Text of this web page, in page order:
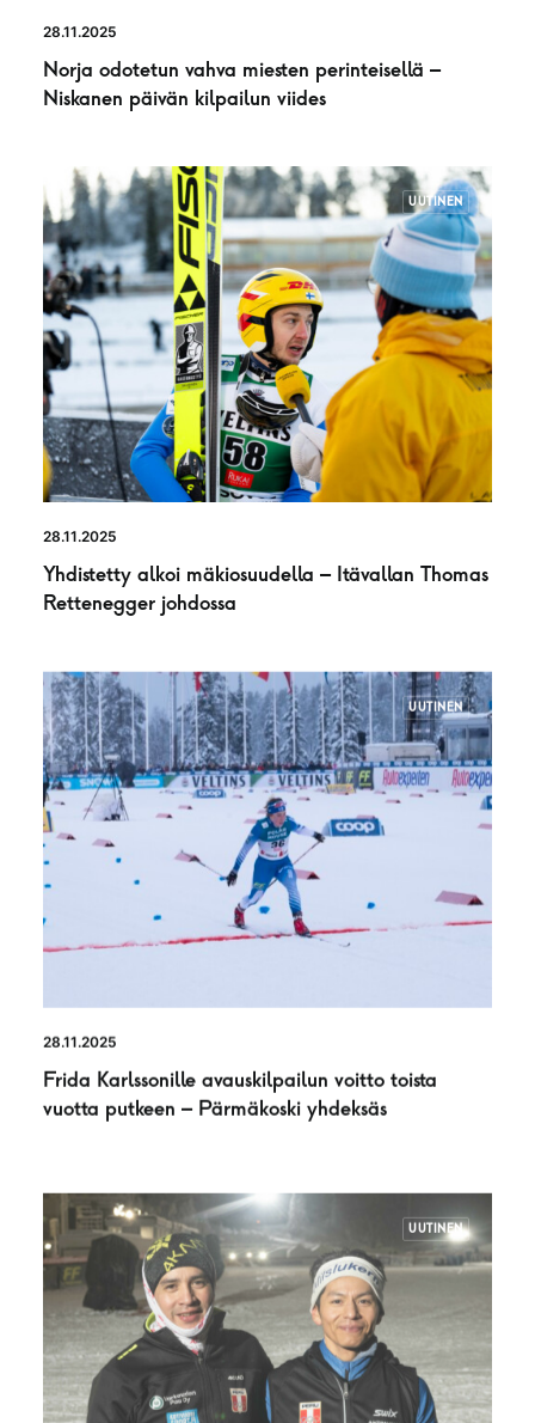
28.11.2025
Norja odotetun vahva miesten perinteisellä –
Niskanen päivän kilpailun viides
UUTINEN
28.11.2025
Yhdistetty alkoi mäkiosuudella – Itävallan Thomas
Rettenegger johdossa
UUTINEN
28.11.2025
Frida Karlssonille avauskilpailun voitto toista
vuotta putkeen – Pärmäkoski yhdeksäs